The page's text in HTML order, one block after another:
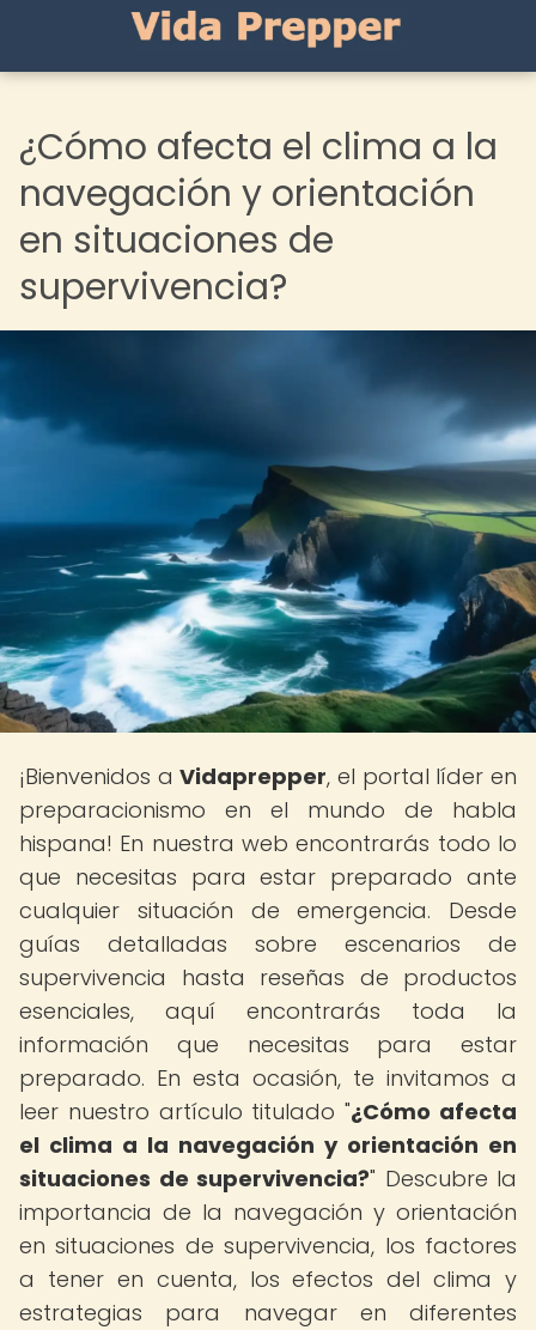
¿Cómo afecta el clima a la
navegación y orientación
en situaciones de
supervivencia?
¡Bienvenidos aVidaprepper, el portal líder en
preparacionismo en el mundo de habla
hispana! En nuestra web encontrarás todo lo
que necesitas para estar preparado ante
cualquier situación de emergencia. Desde
guías detalladas sobre escenarios de
supervivencia hasta reseñas de productos
esenciales, aquí encontrarás toda la
información que necesitas para estar
preparado. En esta ocasión, te invitamos a
leer nuestro artículo titulado "¿Cómo afecta
el clima a la navegación y orientación en
situaciones de supervivencia?" Descubre la
importancia de la navegación y orientación
en situaciones de supervivencia, los factores
a tener en cuenta, los efectos del clima y
estrategias para navegar en diferentes